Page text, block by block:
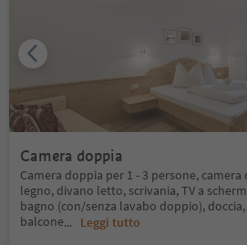
Camera doppia
Camera doppia per 1 - 3 persone,
legno, divano letto, scrivania, TV a
bagno (con/senza lavabo doppio),
balcone... Leggi tutto